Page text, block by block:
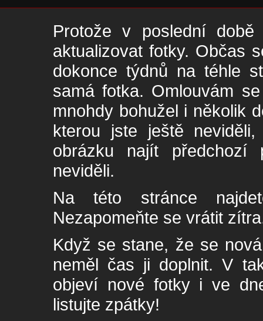
Protože v poslední
aktualizovat fotky. Občas
dokonce týdnů na téhle
samá fotka. Omlouvám
mnohdy bohužel i několik
kterou jste ještě
obrázku najít
neviděli.
Na této stránce
Nezapomeňte se vrátit
Když se stane, že se
neměl čas ji doplnit. V
objeví nové fotky i ve
listujte zpátky!